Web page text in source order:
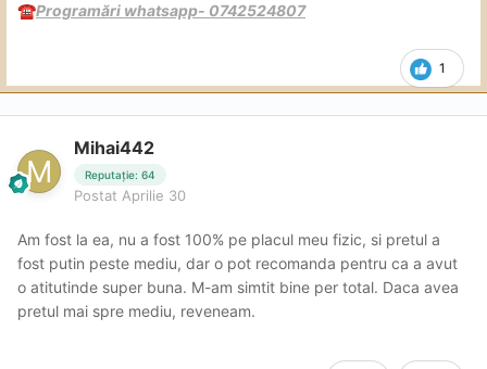
1
☎️Programări whatsapp- 0742524807
Mihai442
Reputație: 64
Postat Aprilie 30
Am fost la ea, nu a fost 100% pe placul meu fizic, si pretul a
fost putin peste mediu, dar o pot recomanda pentru ca a avut
o atitutinde super buna. M-am simtit bine per total. Daca avea
pretul mai spre mediu, reveneam.